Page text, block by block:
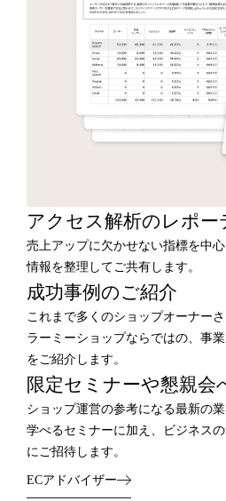
アクセス解析のレポー
売上アップに欠かせない指標を中
情報を整理してご共有します。
成功事例のご紹介
これまで多くのショップオーナー
ラーミーショップならではの、事
をご紹介します。
限定セミナーや懇親会
ショップ運営の参考になる最新の
学べるセミナーに加え、ビジネス
にご招待します。
ECアドバイザー